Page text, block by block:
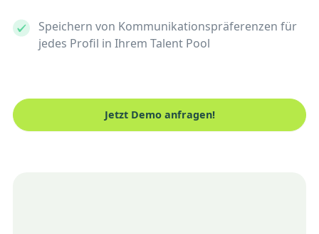
Speichern von Kommunikationspräferenzen für
jedes Profil in Ihrem Talent Pool
Jetzt Demo anfragen!